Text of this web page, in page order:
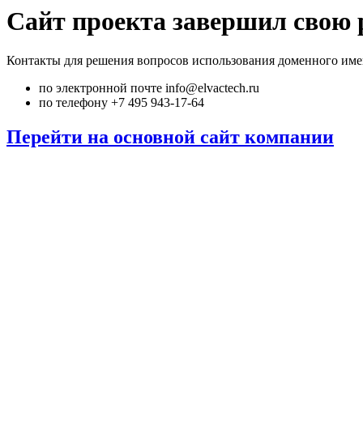
Сайт проекта завершил свою
Контакты для решения вопросов использования доменного
по электронной почте info@elvactech.ru
по телефону +7 495 943-17-64
Перейти на основной сайт компании